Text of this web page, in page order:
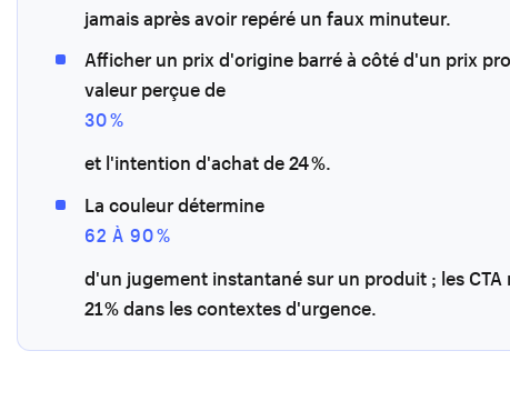
jamais après avoir repéré un faux minuteur.
Afficher un prix d'origine barré à côté d'un prix
valeur perçue de
30 %
et l'intention d'achat de 24 %.
La couleur détermine
62 À 90 %
d'un jugement instantané sur un produit ; les
21 % dans les contextes d'urgence.